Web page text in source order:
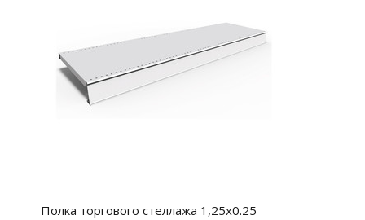
Полка торгового стеллажа 1,25х0.25